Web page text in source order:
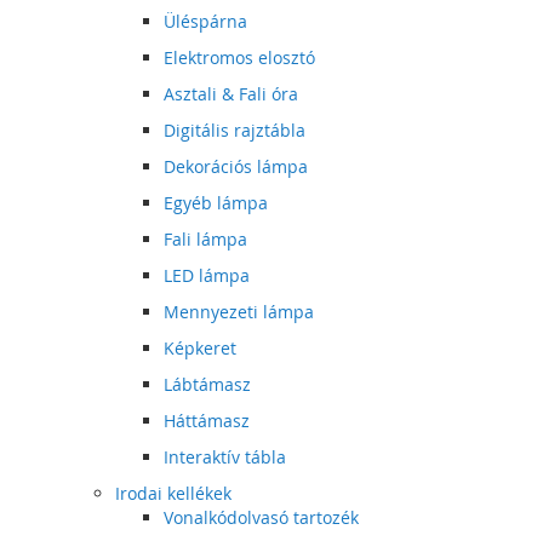
Üléspárna
Elektromos elosztó
Asztali & Fali óra
Digitális rajztábla
Dekorációs lámpa
Egyéb lámpa
Fali lámpa
LED lámpa
Mennyezeti lámpa
Képkeret
Lábtámasz
Háttámasz
Interaktív tábla
Irodai kellékek
Vonalkódolvasó tartozék